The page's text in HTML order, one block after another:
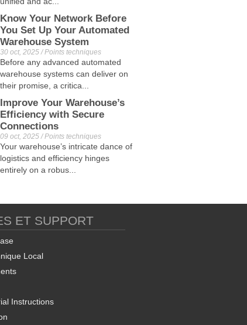
Know Your Network Before
You Set Up Your Automated
Warehouse System
30 oct, 2025 / Points techniques
Before any advanced automated
warehouse systems can deliver on
their promise, a critica...
Improve Your Warehouse’s
Efficiency with Secure
Connections
09 oct, 2025 / Points techniques
Your warehouse’s intricate dance of
logistics and efficiency hinges
entirely on a robus...
ET SUPPORT
Local
Instructions